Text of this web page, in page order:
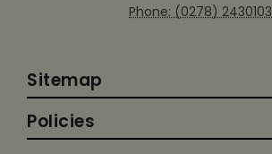
Phone: (0278) 2430103
Sitemap
Policies